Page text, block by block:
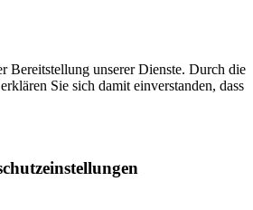
Bereitstellung unserer Dienste. Durch die
Sie sich damit einverstanden, dass